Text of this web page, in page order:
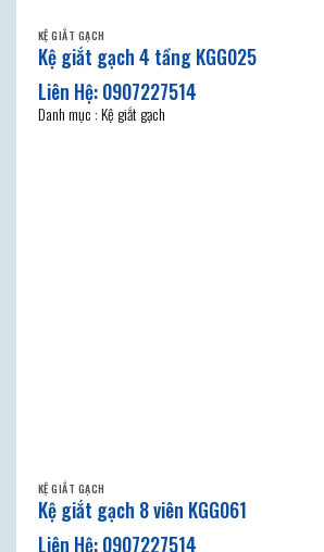
KỆ GIẮT GẠCH
Kệ giắt gạch 4 tầng KGG025
Danh mục : Kệ giắt gạch
KỆ GIẮT GẠCH
Kệ giắt gạch 8 viên KGG061